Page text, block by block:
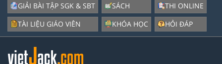
GIẢI BÀI TẬP SGK & SBT
TÀI LIỆU GIÁO VIÊN
SÁCH
KHÓA HỌC
THI ONLINE
HỎI ĐÁP